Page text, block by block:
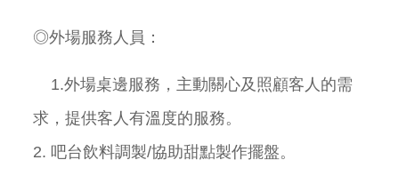
◎外場服務人員：
1.外場桌邊服務，主動關心及照顧客人的需
求，提供客人有溫度的服務。
2. 吧台飲料調製/協助甜點製作擺盤。